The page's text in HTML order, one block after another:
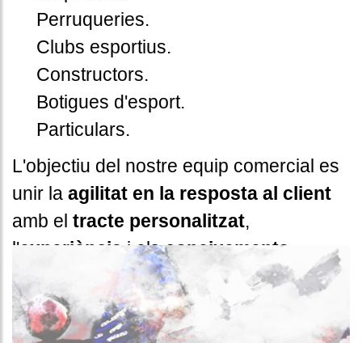
Perruqueries.
Clubs esportius.
Constructors.
Botigues d'esport.
Particulars.
L'objectiu del nostre equip comercial es
unir la agilitat en la resposta al client
amb el tracte personalitzat,
l'experiència i elsconeixements
tècnics